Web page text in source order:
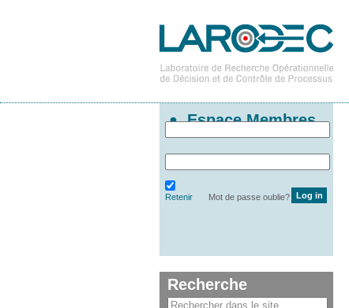
Espace Membres
Retenir Mot de passe oublie?
Recherche